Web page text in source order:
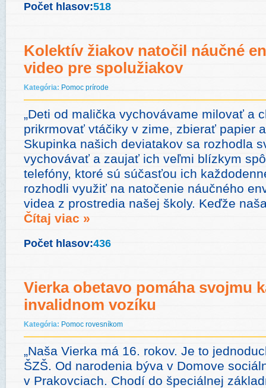
Počet hlasov:518
Kolektív žiakov natočil náučné
video pre spolužiakov
Kategória: Pomoc prírode
„Deti od malička vychovávame milovať a
prikrmovať vtáčiky v zime, zbierať papier
Skupinka našich deviatakov sa rozhodla
vychovávať a zaujať ich veľmi blízkym
telefóny, ktoré sú súčasťou ich
rozhodli využiť na natočenie náučného
videa z prostredia našej školy. Keďže
Čítaj viac »
Počet hlasov:436
Vierka obetavo pomáha svojmu
invalidnom vozíku
Kategória: Pomoc rovesníkom
„Naša Vierka má 16. rokov. Je to
ŠZŠ. Od narodenia býva v Domove
v Prakovciach. Chodí do špeciálnej